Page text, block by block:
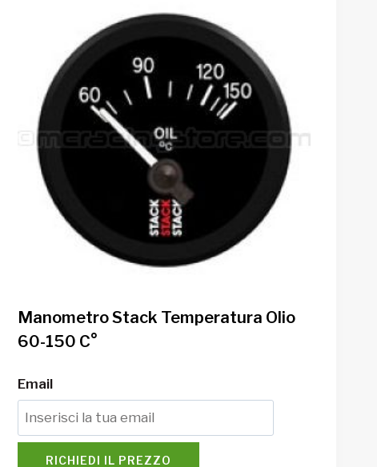
Manometro Stack Temperatura Olio
60-150 C°
Email
RICHIEDI IL PREZZO